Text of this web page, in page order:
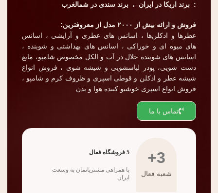
: برند اریکا در ایران ، برند سندی در شمالغرب
فروش و ارائه بیش از ۲۰۰۰ مدل از معروفترین:
عطر‌ها و ادکلن‌ها ، اسانس های عطری و آرایشی ، اسانس
های میوه ای و خوراکی ، اسانس های بهداشتی و شوینده ،
اسانس های شوینده حلال در آب و الکل مخصوص شامپو، مایع
دست شویی، پودر لباسشویی و شیشه شوی ، فروش انواع
شیشه عطر و ادکلن و قوطی اسپری و ظروف کرم و شامپو ،
فروش انواع اسپری خوشبو کننده هوا و بدن
تماس با ما
شعبه فعال
3
+ 5 فروشگاه فعال
با همراهی مشتریانمان به وسعت
ایران